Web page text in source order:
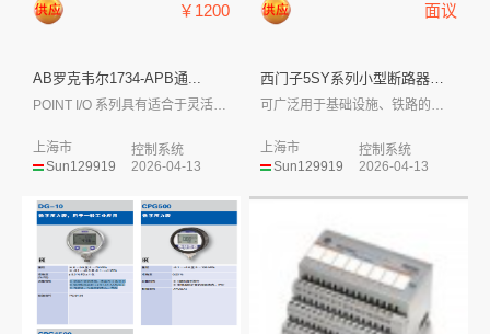
￥1200
AB罗克韦尔1734-APB通...
POINT I/O 系列具有适合于灵活及...
Sun129919
上海市
控制系统
2026-04-13
面议
西门子5SY系列小型断路器和剩...
可广泛用于基础设施、铁路的信号和牵引系统...
Sun129919
上海市
控制系统
2026-04-13